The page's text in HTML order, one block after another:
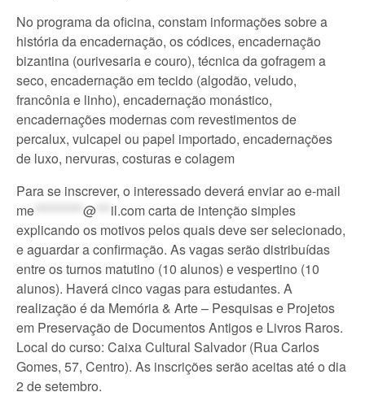
No programa da oficina, constam informações sobre a
história da encadernação, os códices, encadernação
bizantina (ourivesaria e couro), técnica da gofragem a
seco, encadernação em tecido (algodão, veludo,
francônia e linho), encadernação monástico,
encadernações modernas com revestimentos de
percalux, vulcapel ou papel importado, encadernações
de luxo, nervuras, costuras e colagem
Para se inscrever, o interessado deverá enviar ao e-mail
me
@ il.comcarta de intenção simples
explicando os motivos pelos quais deve ser selecionado,
e aguardar a confirmação. As vagas serão distribuídas
entre os turnos matutino (10 alunos) e vespertino (10
alunos). Haverá cinco vagas para estudantes. A
realização é da Memória & Arte – Pesquisas e Projetos
em Preservação de Documentos Antigos e Livros Raros.
Local do curso: Caixa Cultural Salvador (Rua Carlos
Gomes, 57, Centro). As inscrições serão aceitas até o dia
2 de setembro.